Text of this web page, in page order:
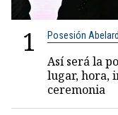
1 Posesión
Así será la
lugar, hora,
ceremonia